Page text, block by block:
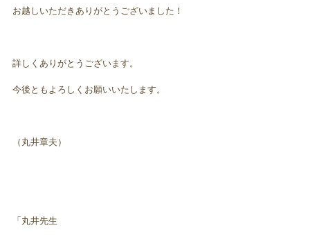
お越しいただきありがとうございました！
詳しくありがとうございます。
今後ともよろしくお願いいたします。
（丸井章夫）
「丸井先生